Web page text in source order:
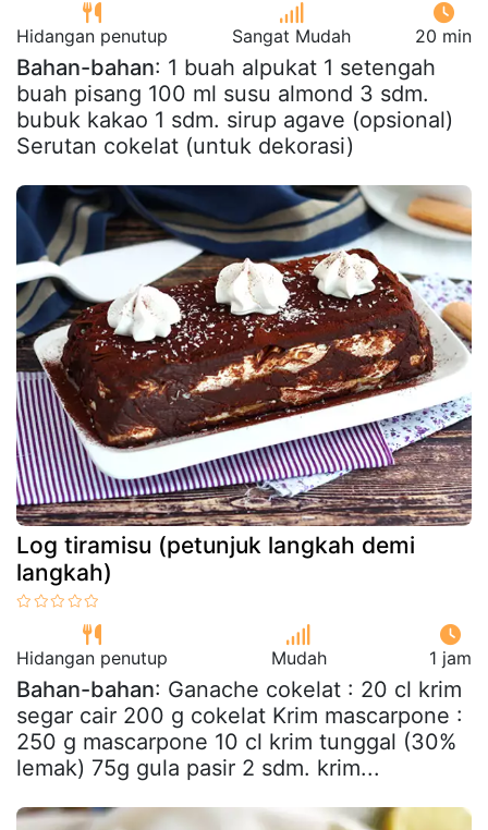
Hidangan penutup Sangat Mudah 20 min
Bahan-bahan: 1 buah alpukat 1 setengah
buah pisang 100 ml susu almond 3 sdm.
bubuk kakao 1 sdm. sirup agave (opsional)
Serutan cokelat (untuk dekorasi)
Log tiramisu (petunjuk langkah demi
langkah)
Hidangan penutup Mudah 1 jam
Bahan-bahan: Ganache cokelat : 20 cl krim
segar cair 200 g cokelat Krim mascarpone :
250 g mascarpone 10 cl krim tunggal (30%
lemak) 75g gula pasir 2 sdm. krim...